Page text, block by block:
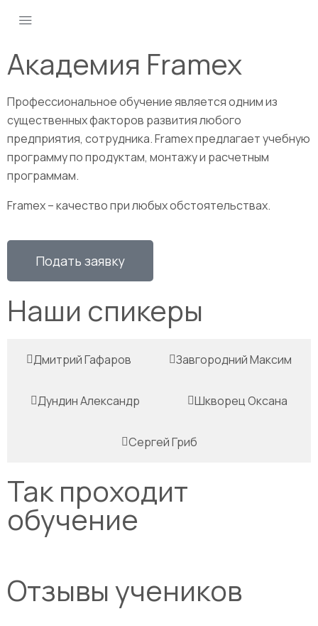
Академия Framex
Профессиональное обучение является одним из
существенных факторов развития любого
предприятия, сотрудника. Framex предлагает учебную
программу по продуктам, монтажу и расчетным
программам.
Framex – качество при любых обстоятельствах.
Подать заявку
Наши спикеры
Дмитрий Гафаров Завгородний Максим
Дундин Александр Шкворец Оксана
Сергей Гриб
Так проходит
обучение
Отзывы учеников